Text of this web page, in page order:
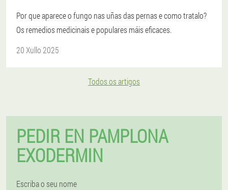
Por que aparece o fungo nas uñas das pernas e como tratalo?
Os remedios medicinais e populares máis eficaces.
20 Xullo 2025
Todos os artigos
PEDIR EN PAMPLONA
EXODERMIN
Escriba o seu nome